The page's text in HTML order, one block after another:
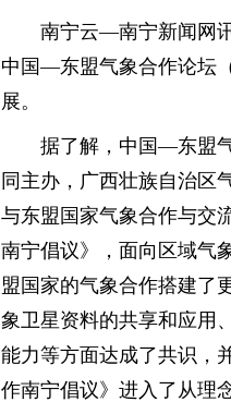
南宁云—南宁新闻网
中国—东盟气象合作论坛
展。
据了解，中国—东盟
同主办，广西壮族自治区
与东盟国家气象合作与交
南宁倡议》，面向区域气
盟国家的气象合作搭建了
象卫星资料的共享和应用
能力等方面达成了共识，
作南宁倡议》进入了从理